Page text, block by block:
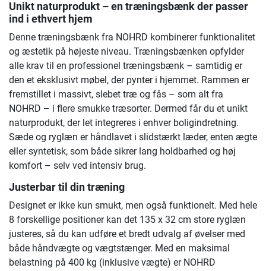
Unikt naturprodukt – en træningsbænk der passer
ind i ethvert hjem
Denne træningsbænk fra NOHRD kombinerer funktionalitet
og æstetik på højeste niveau. Træningsbænken opfylder
alle krav til en professionel træningsbænk – samtidig er
den et eksklusivt møbel, der pynter i hjemmet. Rammen er
fremstillet i massivt, slebet træ og fås – som alt fra
NOHRD – i flere smukke træsorter. Dermed får du et unikt
naturprodukt, der let integreres i enhver boligindretning.
Sæde og ryglæn er håndlavet i slidstærkt læder, enten ægte
eller syntetisk, som både sikrer lang holdbarhed og høj
komfort – selv ved intensiv brug.
Justerbar til din træning
Designet er ikke kun smukt, men også funktionelt. Med hele
8 forskellige positioner kan det 135 x 32 cm store ryglæn
justeres, så du kan udføre et bredt udvalg af øvelser med
både håndvægte og vægtstænger. Med en maksimal
belastning på 400 kg (inklusive vægte) er NOHRD